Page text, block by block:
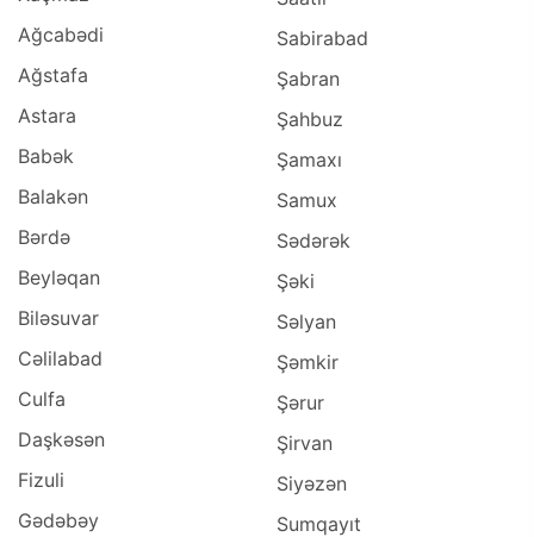
Ağcabədi
Ağstafa
Astara
Babək
Balakən
Bərdə
Beyləqan
Biləsuvar
Cəlilabad
Culfa
Daşkəsən
Fizuli
Gədəbəy
Sabirabad
Şabran
Şahbuz
Şamaxı
Samux
Sədərək
Şəki
Səlyan
Şəmkir
Şərur
Şirvan
Siyəzən
Sumqayıt